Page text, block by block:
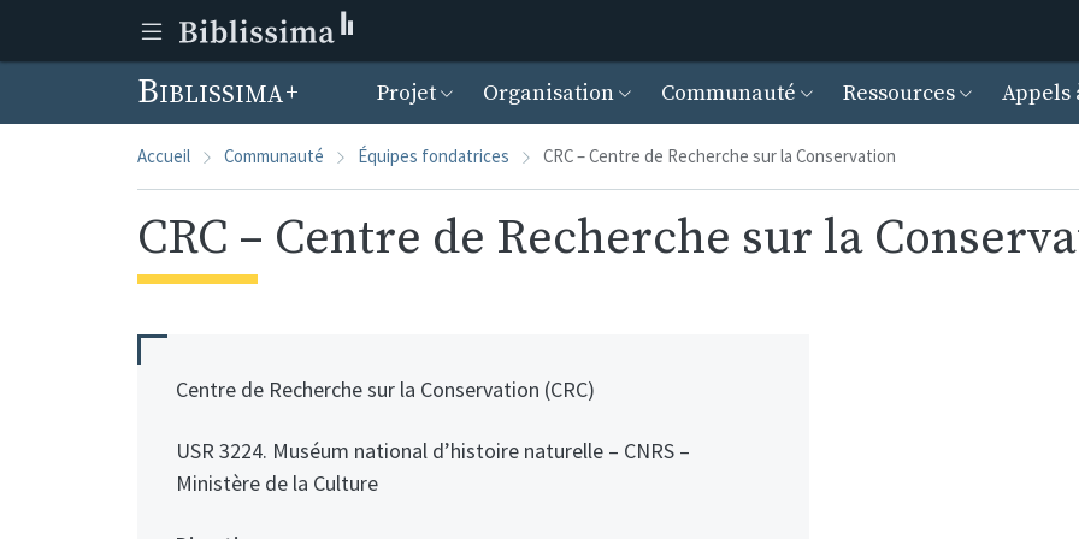
Biblissima Menu principal
Projet Organisation Communauté Ressources Appels
Accueil Communauté Équipes fondatrices CRC – Centre de Recherche sur la Conservation
CRC – Centre de Recherche sur la
Centre de Recherche sur la Conservation (CRC)
USR 3224. Muséum national d’histoire naturelle – CNRS –
Ministère de la Culture